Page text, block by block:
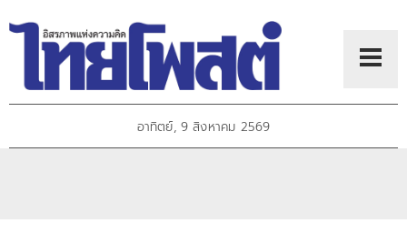
อาทิตย์, 9 สิงหาคม 2569